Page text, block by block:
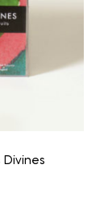
Divines